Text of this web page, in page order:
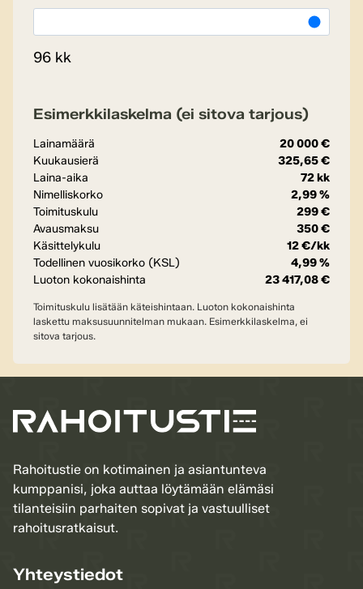
96 kk
Esimerkkilaskelma (ei sitova tarjous)
Lainamäärä
20 000 €
Kuukausierä
325,65 €
Laina-aika
72 kk
Nimelliskorko
2,99 %
Toimituskulu
299 €
Avausmaksu
350 €
Käsittelykulu
12 €/kk
Todellinen vuosikorko (KSL)
4,99 %
Luoton kokonaishinta
23 417,08 €
Toimituskulu lisätään käteishintaan. Luoton kokonaishinta
laskettu maksusuunnitelman mukaan. Esimerkkilaskelma, ei
sitova tarjous.
Rahoitustie on kotimainen ja asiantunteva
kumppanisi, joka auttaa löytämään elämäsi
tilanteisiin parhaiten sopivat ja vastuulliset
rahoitusratkaisut.
Yhteystiedot